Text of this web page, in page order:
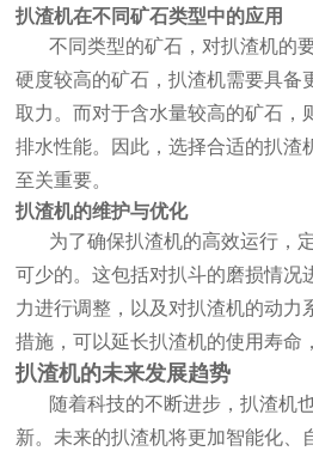
扒渣机在不同矿石类型中的应用
不同类型的矿石，对扒渣机的
硬度较高的矿石，扒渣机需要具备
取力。而对于含水量较高的矿石，
排水性能。因此，选择合适的扒渣
至关重要。
扒渣机的维护与优化
为了确保扒渣机的高效运行，
可少的。这包括对扒斗的磨损情况
力进行调整，以及对扒渣机的动力
措施，可以延长扒渣机的使用寿命
扒渣机的未来发展趋势
随着科技的不断进步，扒渣机
新。未来的扒渣机将更加智能化、